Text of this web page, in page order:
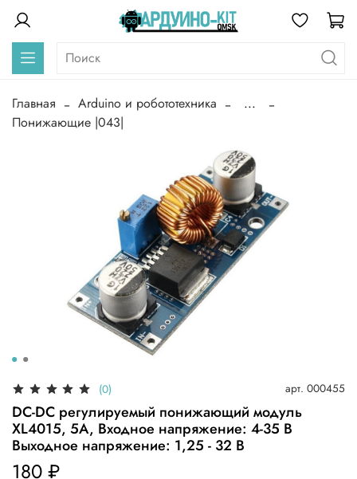
Главная Arduino и робототехника
...
Понижающие |043|
(0) арт. 000455
DC-DC регулируемый понижающий модуль
XL4015, 5A, Входное напряжение: 4-35 В
Выходное напряжение: 1,25 - 32 В
180 ₽